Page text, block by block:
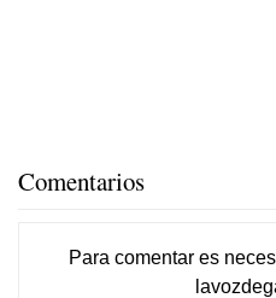
Comentarios
Para comentar es